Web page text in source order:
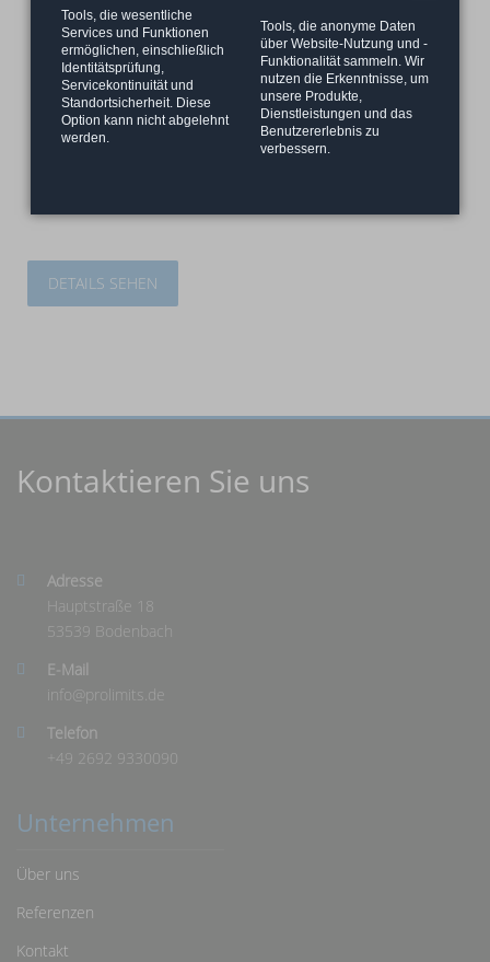
Tools, die wesentliche
Services und Funktionen
ermöglichen, einschließlich
Identitätsprüfung,
Servicekontinuität und
Standortsicherheit. Diese
Option kann nicht abgelehnt
werden.
Tools, die anonyme Daten
über Website-Nutzung und -
Funktionalität sammeln. Wir
nutzen die Erkenntnisse, um
unsere Produkte,
Dienstleistungen und das
Benutzererlebnis zu
verbessern.
DETAILS SEHEN
Kontaktieren Sie uns
Adresse
Hauptstraße 18
53539 Bodenbach
E-Mail
info@ prolimits.de
Telefon
+49 2692 9330090
Unternehmen
Über uns
Referenzen
Kontakt